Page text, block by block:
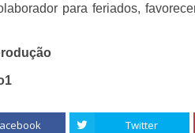
para feriados,
Twitter